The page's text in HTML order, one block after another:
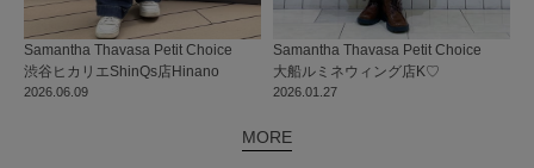
2026.06.09
Samantha Thavasa Petit Choice
渋谷ヒカリエShinQs店Hinano
2026.01.27
Samantha Thavasa Petit Choice
大船ルミネウィング店K♡
MORE